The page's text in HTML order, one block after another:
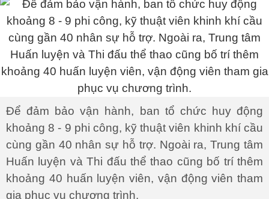
Để đảm bảo vận hành, ban tổ chức huy động
khoảng 8 - 9 phi công, kỹ thuật viên khinh khí cầu
cùng gần 40 nhân sự hỗ trợ. Ngoài ra, Trung tâm
Huấn luyện và Thi đấu thể thao cũng bố trí thêm
khoảng 40 huấn luyện viên, vận động viên tham
gia phục vụ chương trình.